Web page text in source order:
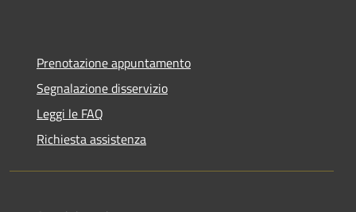
Prenotazione appuntamento
Segnalazione disservizio
Leggi le FAQ
Richiesta assistenza